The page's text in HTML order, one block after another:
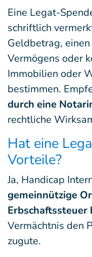
Eine Legat-
schriftlich
Geldbetrag,
Vermögens oder
Immobilien oder
bestimmen.
durch eine
rechtliche
Hat eine
Vorteile?
Ja, Handicap
gemeinnützige
Erbschaftssteuer
Vermächtnis den
zugute.